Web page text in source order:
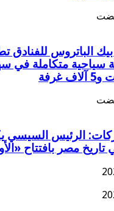
سياحية متكاملة
الرئيس السيسي
مصر بافتتاح